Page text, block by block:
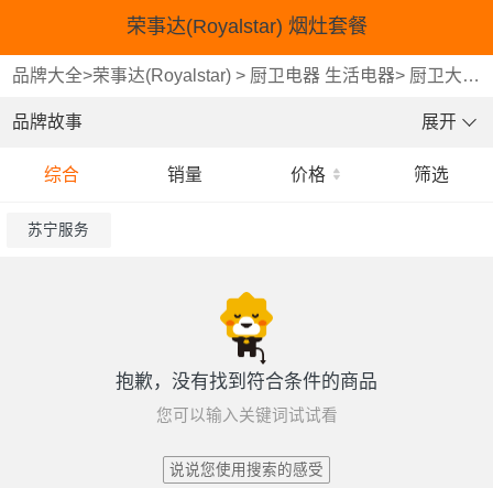
荣事达(Royalstar) 烟灶套餐
品牌大全>荣事达(Royalstar) > 厨卫电器 生活电器> 厨卫大家电
品牌故事 展开
综合 销量 价格 筛选
苏宁服务
抱歉，没有找到符合条件的商品
您可以输入关键词试试看
说说您使用搜索的感受